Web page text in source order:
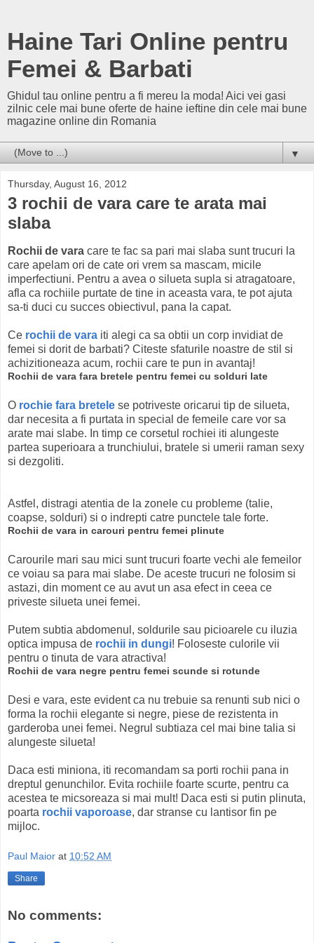
Haine Tari Online pentru
Femei & Barbati
Ghidul tau online pentru a fi mereu la moda! Aici vei gasi
zilnic cele mai bune oferte de haine ieftine din cele mai bune
magazine online din Romania
▼
Thursday, August 16, 2012
3 rochii de vara care te arata mai
slaba
Rochii de vara care te fac sa pari mai slaba sunt trucuri la
care apelam ori de cate ori vrem sa mascam, micile
imperfectiuni. Pentru a avea o silueta supla si atragatoare,
afla ca rochiile purtate de tine in aceasta vara, te pot ajuta
sa-ti duci cu succes obiectivul, pana la capat.
Ce rochii de vara iti alegi ca sa obtii un corp invidiat de
femei si dorit de barbati? Citeste sfaturile noastre de stil si
achizitioneaza acum, rochii care te pun in avantaj!
Rochii de vara fara bretele pentru femei cu solduri late
O rochie fara bretele se potriveste oricarui tip de silueta,
dar necesita a fi purtata in special de femeile care vor sa
arate mai slabe. In timp ce corsetul rochiei iti alungeste
partea superioara a trunchiului, bratele si umerii raman sexy
si dezgoliti.
Astfel, distragi atentia de la zonele cu probleme (talie,
coapse, solduri) si o indrepti catre punctele tale forte.
Rochii de vara in carouri pentru femei plinute
Carourile mari sau mici sunt trucuri foarte vechi ale femeilor
ce voiau sa para mai slabe. De aceste trucuri ne folosim si
astazi, din moment ce au avut un asa efect in ceea ce
priveste silueta unei femei.
Putem subtia abdomenul, soldurile sau picioarele cu iluzia
optica impusa de rochii in dungi! Foloseste culorile vii
pentru o tinuta de vara atractiva!
Rochii de vara negre pentru femei scunde si rotunde
Desi e vara, este evident ca nu trebuie sa renunti sub nici o
forma la rochii elegante si negre, piese de rezistenta in
garderoba unei femei. Negrul subtiaza cel mai bine talia si
alungeste silueta!
Daca esti miniona, iti recomandam sa porti rochii pana in
dreptul genunchilor. Evita rochiile foarte scurte, pentru ca
acestea te micsoreaza si mai mult! Daca esti si putin plinuta,
poarta rochii vaporoase, dar stranse cu lantisor fin pe
mijloc.
Paul Maior at 10:52 AM
Share
No comments: